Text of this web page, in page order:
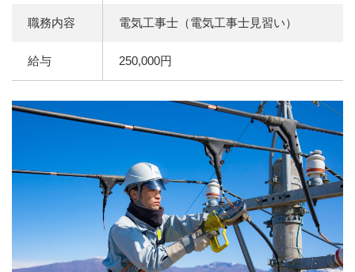
職務内容 電気工事士（電気工事士見習い）
給与 250,000円